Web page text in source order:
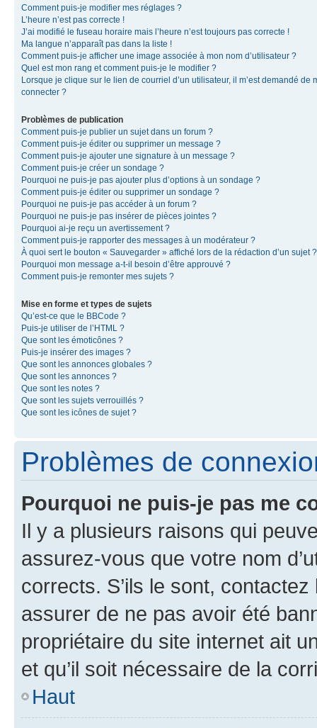
Comment puis-je modifier mes réglages ?
L’heure n’est pas correcte !
J’ai modifié le fuseau horaire mais l’heure n’est toujours pas correcte !
Ma langue n’apparaît pas dans la liste !
Comment puis-je afficher une image associée à mon nom d’utilisateur ?
Quel est mon rang et comment puis-je le modifier ?
Lorsque je clique sur le lien de courriel d’un utilisateur, il m’est demandé de
connecter ?
Problèmes de publication
Comment puis-je publier un sujet dans un forum ?
Comment puis-je éditer ou supprimer un message ?
Comment puis-je ajouter une signature à un message ?
Comment puis-je créer un sondage ?
Pourquoi ne puis-je pas ajouter plus d’options à un sondage ?
Comment puis-je éditer ou supprimer un sondage ?
Pourquoi ne puis-je pas accéder à un forum ?
Pourquoi ne puis-je pas insérer de pièces jointes ?
Pourquoi ai-je reçu un avertissement ?
Comment puis-je rapporter des messages à un modérateur ?
À quoi sert le bouton « Sauvegarder » affiché lors de la rédaction d’un sujet ?
Pourquoi mon message a-t-il besoin d’être approuvé ?
Comment puis-je remonter mes sujets ?
Mise en forme et types de sujets
Qu’est-ce que le BBCode ?
Puis-je utiliser de l’HTML ?
Que sont les émoticônes ?
Puis-je insérer des images ?
Que sont les annonces globales ?
Que sont les annonces ?
Que sont les notes ?
Que sont les sujets verrouillés ?
Que sont les icônes de sujet ?
Problèmes de
Pourquoi ne puis-je pas me
Il y a plusieurs raisons qui
assurez-vous que votre nom
corrects. S’ils le sont,
assurer de ne pas avoir été
propriétaire du site internet ait
et qu’il soit nécessaire de la
Haut